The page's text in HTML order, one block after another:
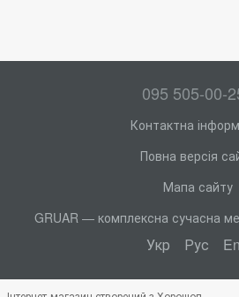
095 505-00-
Контактна
Повна версія
Мапа сайту
GRUAR — комплексна сучасна
Укр Рус